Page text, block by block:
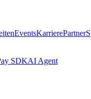
EventsKarrierePartnerS
SDKAI Agent